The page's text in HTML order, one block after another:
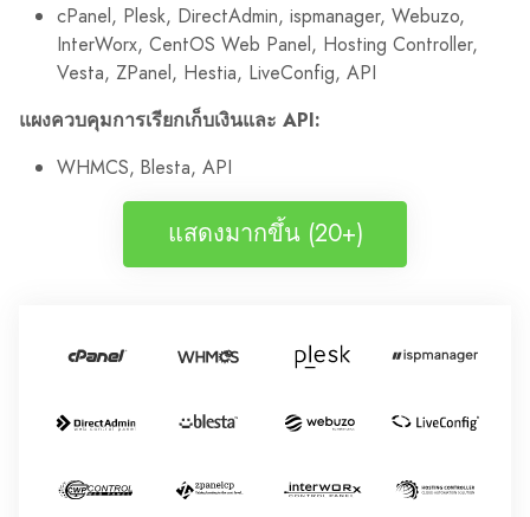
cPanel, Plesk, DirectAdmin, ispmanager, Webuzo,
InterWorx, CentOS Web Panel, Hosting Controller,
Vesta, ZPanel, Hestia, LiveConfig, API
แผงควบคุมการเรียกเก็บเงินและ API:
WHMCS, Blesta, API
แสดงมากขึ้น (20+)